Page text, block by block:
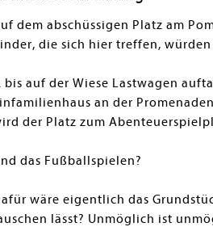
dem abschüssigen Platz am
die sich hier treffen,
bis auf der Wiese Lastwagen
an der
der Platz zum
das Fußballspielen?
wäre eigentlich das
lässt? Unmöglich ist